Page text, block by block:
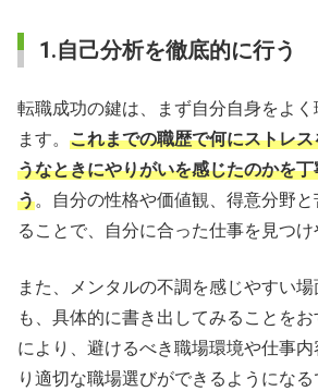
1.自己分析を徹底的に行う
転職成功の鍵は、まず自分自身をよく
ます。 これまでの職歴で何にストレ
うなときにやりがいを感じたのかを
う。自分の性格や価値観、得意分野
ることで、自分に合った仕事を見つけ
また、メンタルの不調を感じやすい
も、具体的に書き出してみることを
により、避けるべき職場環境や仕事
り適切な職場選びができるようになる